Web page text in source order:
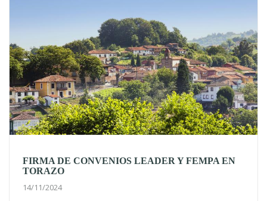
FIRMA DE CONVENIOS LEADER Y FEMPA EN
TORAZO
14/11/2024